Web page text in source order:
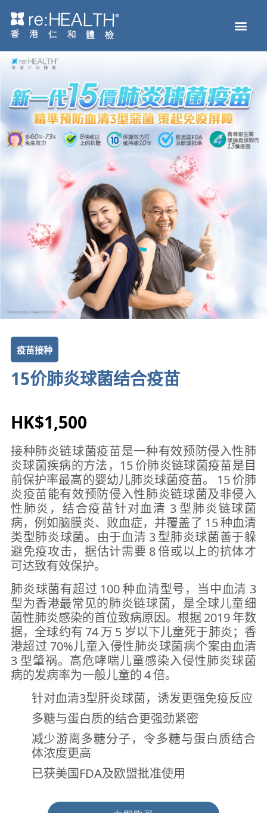
疫苗接种
15价肺炎球菌结合疫苗
HK$1,500
接种肺炎链球菌疫苗是一种有效预防侵入性肺
炎球菌疾病的方法，15 价肺炎链球菌疫苗是目
前保护率最高的婴幼儿肺炎球菌疫苗。 15 价肺
炎疫苗能有效预防侵入性肺炎链球菌及非侵入
性肺炎，结合疫苗针对血清 3 型肺炎链球菌
病，例如脑膜炎、败血症，并覆盖了 15 种血清
类型肺炎球菌。由于血清 3 型肺炎球菌善于躲
避免疫攻击，据估计需要 8 倍或以上的抗体才
可达致有效保护。
肺炎球菌有超过 100 种血清型号，当中血清 3
型为香港最常见的肺炎链球菌，是全球儿童细
菌性肺炎感染的首位致病原因。根据 2019 年数
据，全球约有 74 万 5 岁以下儿童死于肺炎；香
港超过 70%儿童入侵性肺炎球菌病个案由血清
3 型肇祸。高危哮喘儿童感染入侵性肺炎球菌
病的发病率为一般儿童的 4 倍。
针对血清3型肝炎球菌，诱发更强免疫反应
多糖与蛋白质的结合更强劲紧密
减少游离多糖分子，令多糖与蛋白质结合
体浓度更高
已获美国FDA及欧盟批准使用